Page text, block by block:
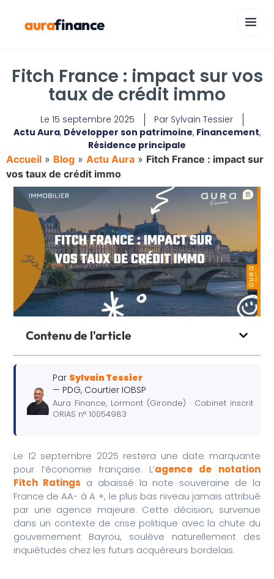
aurafinance
Fitch France : impact sur vos
taux de crédit immo
Le 15 septembre 2025 Par Sylvain Tessier
Actu Aura, Développer son patrimoine, Financement,
Résidence principale
Accueil » Blog » Actu Aura » Fitch France : impact sur
vos taux de crédit immo
Contenu de l'article
Par Sylvain Tessier
— PDG, Courtier IOBSP
Aura Finance, Lormont (Gironde) · Cabinet inscrit
ORIAS n° 10054983
Le 12 septembre 2025 restera une date marquante
pour l’économie française. L’agence de notation
Fitch Ratings a abaissé la note souveraine de la
France de AA- à A +, le plus bas niveau jamais attribué
par une agence majeure. Cette décision, survenue
dans un contexte de crise politique avec la chute du
gouvernement Bayrou, soulève naturellement des
inquiétudes chez les futurs acquéreurs bordelais.